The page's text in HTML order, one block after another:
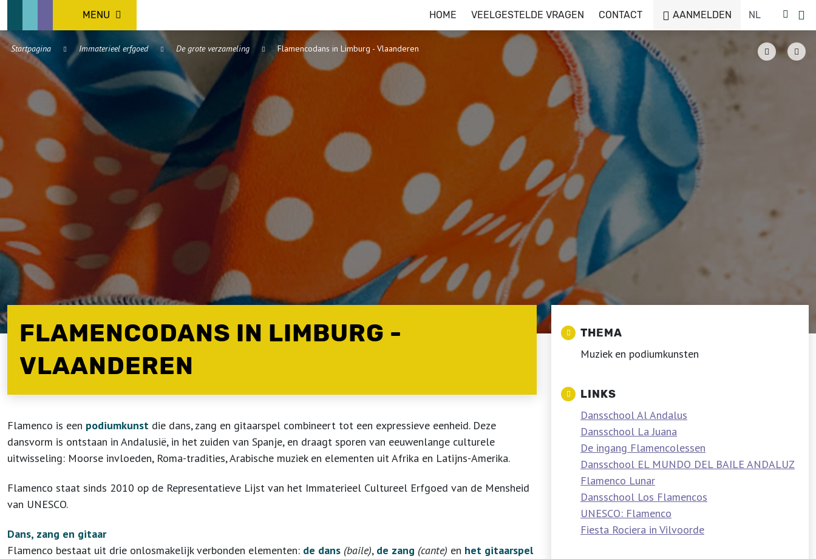
MENU HOME VEELGESTELDE VRAGEN CONTACT AANMELDEN
Startpagina Immaterieel erfgoed De grote verzameling Flamencodans in Limburg - Vlaanderen
FLAMENCODANS IN LIMBURG -
VLAANDEREN
Flamenco is een podiumkunst die dans, zang en gitaarspel combineert tot een expressieve eenheid. Deze
dansvorm is ontstaan in Andalusië, in het zuiden van Spanje, en draagt sporen van eeuwenlange culturele
uitwisseling: Moorse invloeden, Roma-tradities, Arabische muziek en elementen uit Afrika en Latijns-Amerika.
Flamenco staat sinds 2010 op de Representatieve Lijst van het Immaterieel Cultureel Erfgoed van de Mensheid
van UNESCO.
Dans, zang en gitaar
Flamenco bestaat uit drie onlosmakelijk verbonden elementen: de dans (baile), de zang (cante) en het gitaarspel
THEMA
Muziek en podiumkunsten
LINKS
Dansschool Al Andalus
Dansschool La Juana
De ingang Flamencolessen
Dansschool EL MUNDO DEL BAILE ANDALUZ
Flamenco Lunar
Dansschool Los Flamencos
UNESCO: Flamenco
Fiesta Rociera in Vilvoorde